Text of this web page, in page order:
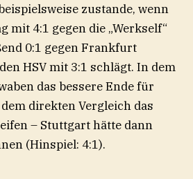
zustande, wenn
mit 4:1 gegen die „Werkself“
0:1 gegen Frankfurt
HSV mit 3:1 schlägt. In dem
das bessere Ende für
direkten Vergleich das
– Stuttgart hätte dann
(Hinspiel: 4:1).